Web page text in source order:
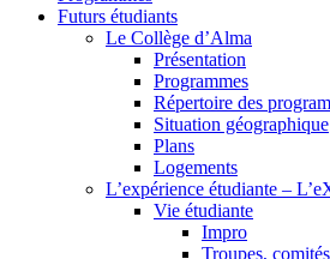
Futurs étudiants
Le Collège d’Alma
Présentation
Programmes
Répertoire des
Situation géographique
Plans
Logements
L’expérience étudiante –
Vie étudiante
Impro
Troupes,